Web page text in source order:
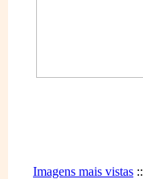
Imagens mais vistas ::